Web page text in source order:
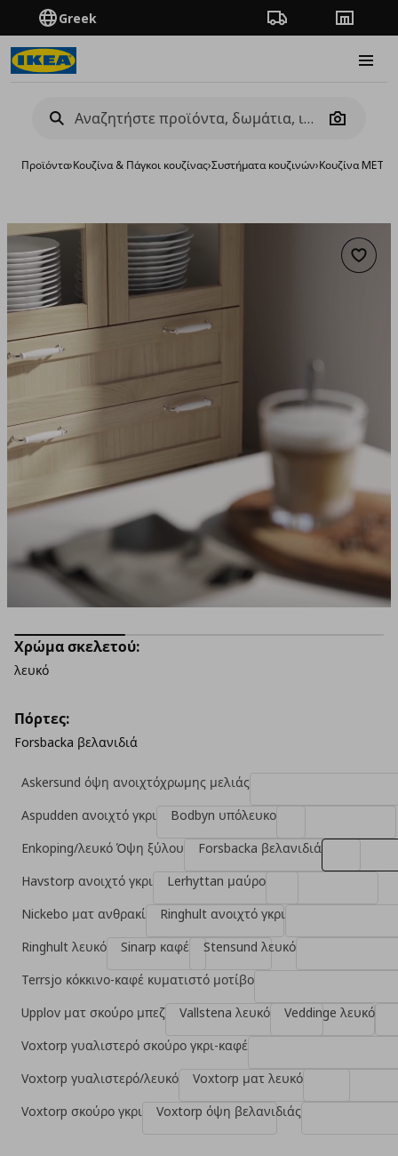
Greek Πορεία παραγγελίας
Camera
Προϊόντα›Κουζίνα & Πάγκοι κουζίνας›Συστήματα κουζινών›Κουζίνα
Χρώμα σκελετού:
λευκό
Πόρτες:
Forsbacka βελανιδιά
Askersund όψη ανοιχτόχρωμης μελιάς
Aspudden ανοιχτό γκρι
Bodbyn υπόλευκο
Enkoping/λευκό Όψη ξύλου
Forsbacka βελανιδιά
Havstorp ανοιχτό γκρι
Lerhyttan μαύρο
Nickebo ματ ανθρακί
Ringhult ανοιχτό γκρι
Ringhult λευκό
Sinarp καφέ
Stensund λευκό
Terrsjo κόκκινο-καφέ κυματιστό μοτίβο
Upplov ματ σκούρο μπεζ
Vallstena λευκό
Veddinge λευκό
Voxtorp γυαλιστερό σκούρο γκρι-καφέ
Voxtorp γυαλιστερό/λευκό
Voxtorp ματ λευκό
Voxtorp σκούρο γκρι
Voxtorp όψη βελανιδιάς